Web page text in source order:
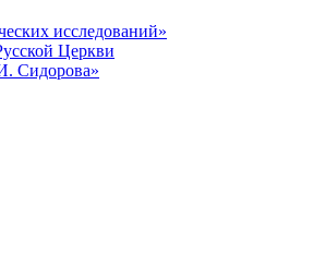
исследований»
Церкви
Сидорова»